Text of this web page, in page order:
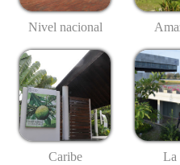
Nivel nacional
Caribe La